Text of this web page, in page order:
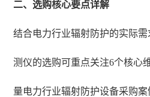
二、选购核心要点详解
结合电力行业辐射防护的实际
测仪的选购可重点关注6个核心
量电力行业辐射防护设备采购案